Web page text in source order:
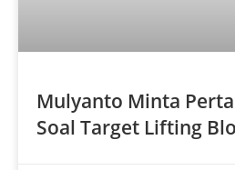
Mulyanto Minta
Soal Target Lifting